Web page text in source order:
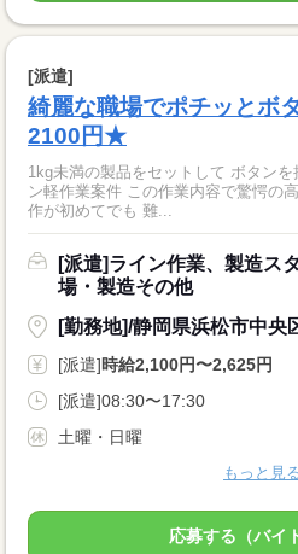
[派遣]
綺麗な職場でポチッとボ
2100円★
1kg未満の製品をセットして ボタン
ン軽作業案件 この作業内容で驚愕の
作が初めてでも 難...
[派遣]ライン作業、製造ス
場・製造その他
[勤務地]/静岡県浜松市中央
[派遣]時給2,100円〜2,625円
[派遣]08:30〜17:30
土曜・日曜
もっと見
応募する（バイ